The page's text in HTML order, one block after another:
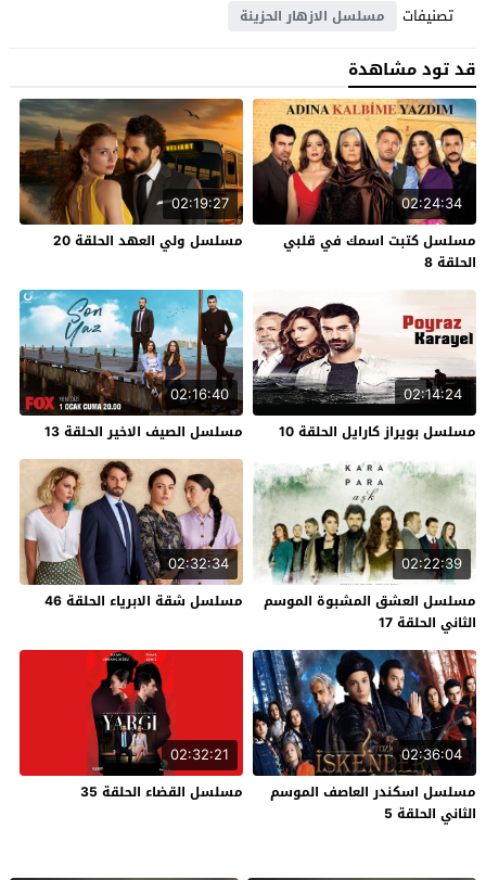
تصنيفات مسلسل الازهار الحزينة
قد تود مشاهدة
02:24:34
مسلسل كتبت اسمك في قلبي
الحلقة 8
02:19:27
مسلسل ولي العهد الحلقة 20
02:14:24
مسلسل بويراز كارايل الحلقة 10
02:16:40
مسلسل الصيف الاخير الحلقة 13
02:22:39
مسلسل العشق المشبوة الموسم
الثاني الحلقة 17
02:32:34
مسلسل شقة الابرياء الحلقة 46
02:36:04
مسلسل اسكندر العاصف الموسم
الثاني الحلقة 5
02:32:21
مسلسل القضاء الحلقة 35